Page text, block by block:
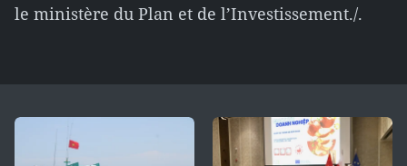
le ministère du Plan et de l’Investissement./.